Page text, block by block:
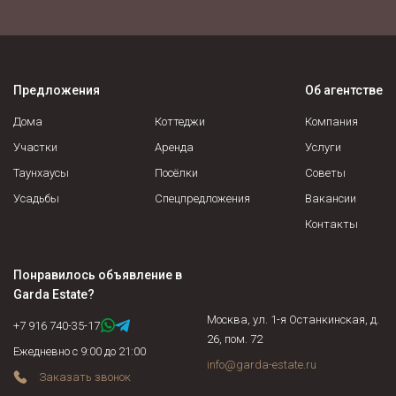
Предложения
Дома
Участки
Таунхаусы
Усадьбы
Коттеджи
Аренда
Посёлки
Спецпредложения
Об агентстве
Компания
Услуги
Советы
Вакансии
Контакты
Понравилось объявление в
Garda Estate?
+7 916 740-35-17
Ежедневно с 9:00 до 21:00
Заказать звонок
Москва, ул. 1-я Останкинская, д.
26, пом. 72
info@garda-estate.ru